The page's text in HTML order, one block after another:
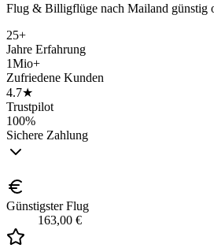
Flug & Billigflüge nach Mailand günstig
25+
Jahre Erfahrung
1Mio+
Zufriedene Kunden
4.7★
Trustpilot
100%
Sichere Zahlung
Günstigster Flug
163,00 €